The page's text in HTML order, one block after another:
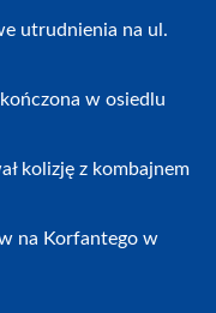
utrudnienia na ul.
w osiedlu
kolizję z kombajnem
na Korfantego w